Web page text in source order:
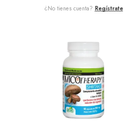
¿No tienes cuenta? Regístrate